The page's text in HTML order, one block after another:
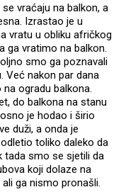
vraćaju na balkon, a
Izrastao je u
vratu u obliku afričkog
ga vratimo na balkon.
smo ga poznavali
Već nakon par dana
ogradu balkona.
do balkona na stanu
je hodao i širio
duži, a onda je
toliko daleko da
tada smo se sjetili da
koji dolaze na
ga nismo pronašli.